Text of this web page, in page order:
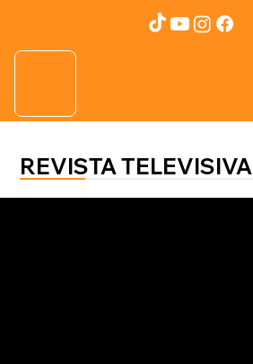
REVISTA TELEVISIVA